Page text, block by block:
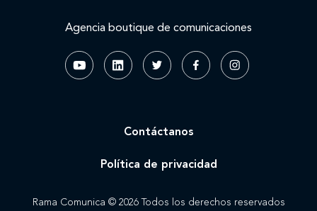
Agencia boutique de comunicaciones
Rama Comunica © 2026 Todos los derechos reservados
Contáctanos
Política de privacidad